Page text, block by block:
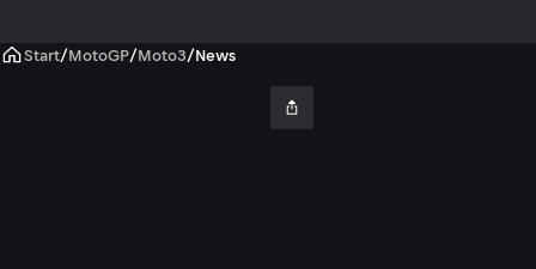
Start/MotoGP/Moto3/News